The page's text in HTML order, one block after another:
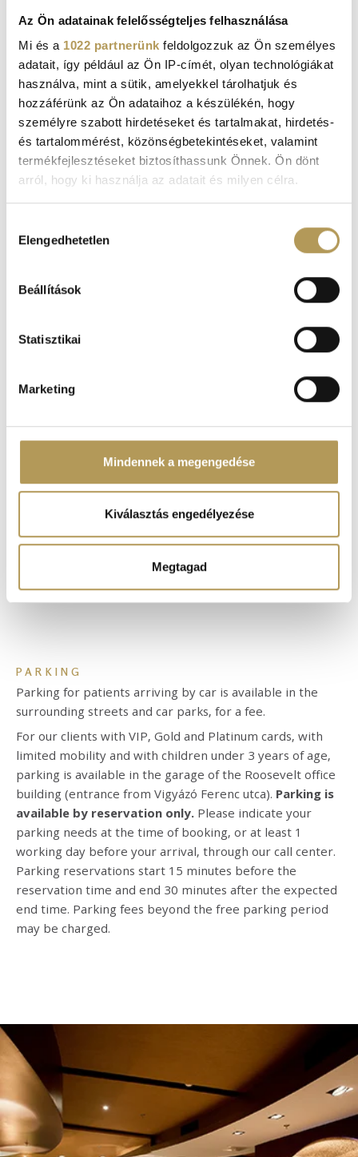
Az Ön adatainak felelősségteljes felhasználása
Mi és a 1022 partnerünk feldolgozzuk az Ön személyes
adatait, így például az Ön IP-címét, olyan technológiákat
használva, mint a sütik, amelyekkel tárolhatjuk és
hozzáférünk az Ön adataihoz a készülékén, hogy
személyre szabott hirdetéseket és tartalmakat, hirdetés-
és tartalommérést, közönségbetekintéseket, valamint
termékfejlesztéseket biztosíthassunk Önnek. Ön dönt
arról, hogy ki használja az adatait és milyen célra.
Információgyűjtés az Ön földrajzi
Az Ön készülékén beazonosítása annak konkrét
tulajdonságainak (ujjlenyomat) aktív ellenőrzésével
módjairól és adja meg preferenciáit a
valamint weboldalforgalmunk elemzéséhez. Ezenkívül
megosztjuk az Ön weboldalhasználatra vonatkozó
adatait, akik kombinálhatják az adatokat más olyan
adatokkal, amelyeket Ön adott meg számukra vagy az
Ön által használt más szolgáltatásokból gyűjtöttek.
kiválasztása
Elengedhetetlen
Beállítások
Statisztikai
Marketing
Mindennek a megengedése
Kiválasztás engedélyezése
Megtagad
PARKING
Parking for patients arriving by car is available in the
surrounding streets and car parks, for a fee.
For our clients with VIP, Gold and Platinum cards, with
limited mobility and with children under 3 years of age,
parking is available in the garage of the Roosevelt office
building (entrance from Vigyázó Ferenc utca). Parking is
available by reservation only. Please indicate your
parking needs at the time of booking, or at least 1
working day before your arrival, through our call center.
Parking reservations start 15 minutes before the
reservation time and end 30 minutes after the expected
end time. Parking fees beyond the free parking period
may be charged.
have made an appointment.
For appointments and general information, our call
center is waiting for your call during opening hours.
Phone:+36 1 377 6737
On weekends and outside of opening hours (including
public and national holidays), our hospital has on-call care
at+36 1 377 6737.